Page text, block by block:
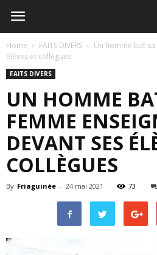
Home FAITS DIVERS
Un homme bat
élèves et collègues
FAITS DIVERS
UN HOMME
FEMME
DEVANT SES
COLLÈGUES
By Friaguinée - 24 mai 2021 73